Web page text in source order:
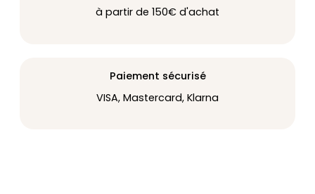
à partir de 150€ d'achat
Paiement sécurisé
VISA, Mastercard, Klarna